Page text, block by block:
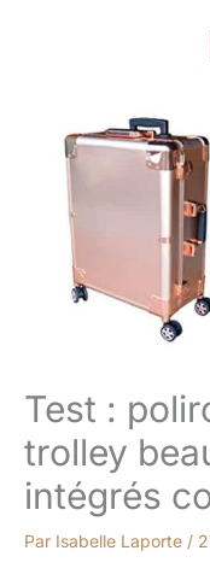
Test :
trolley
intégrés
Par Isabelle Laporte /